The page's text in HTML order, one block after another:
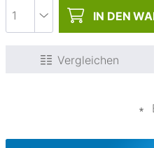
IN DEN
Vergleichen
∗